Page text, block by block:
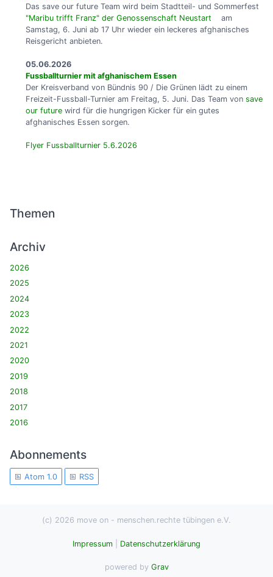
Das save our future Team wird beim Stadtteil- und Sommerfest
"Maribu trifft Franz" der Genossenschaft Neustart
am
Samstag, 6. Juni ab 17 Uhr wieder ein leckeres afghanisches
Reisgericht anbieten.
05.06.2026
Fussballturnier mit afghanischem Essen
Der Kreisverband von Bündnis 90 / Die Grünen lädt zu einem
Freizeit-Fussball-Turnier am Freitag, 5. Juni. Das Team von save
our futurewird für die hungrigen Kicker für ein gutes
afghanisches Essen sorgen.
Flyer Fussballturnier 5.6.2026
Themen
Archiv
2026
2025
2024
2023
2022
2021
2020
2019
2018
2017
2016
Abonnements
Atom 1.0 RSS
(c) 2026 move on - menschen.rechte tübingen e.V.
Impressum Datenschutzerklärung
powered by Grav